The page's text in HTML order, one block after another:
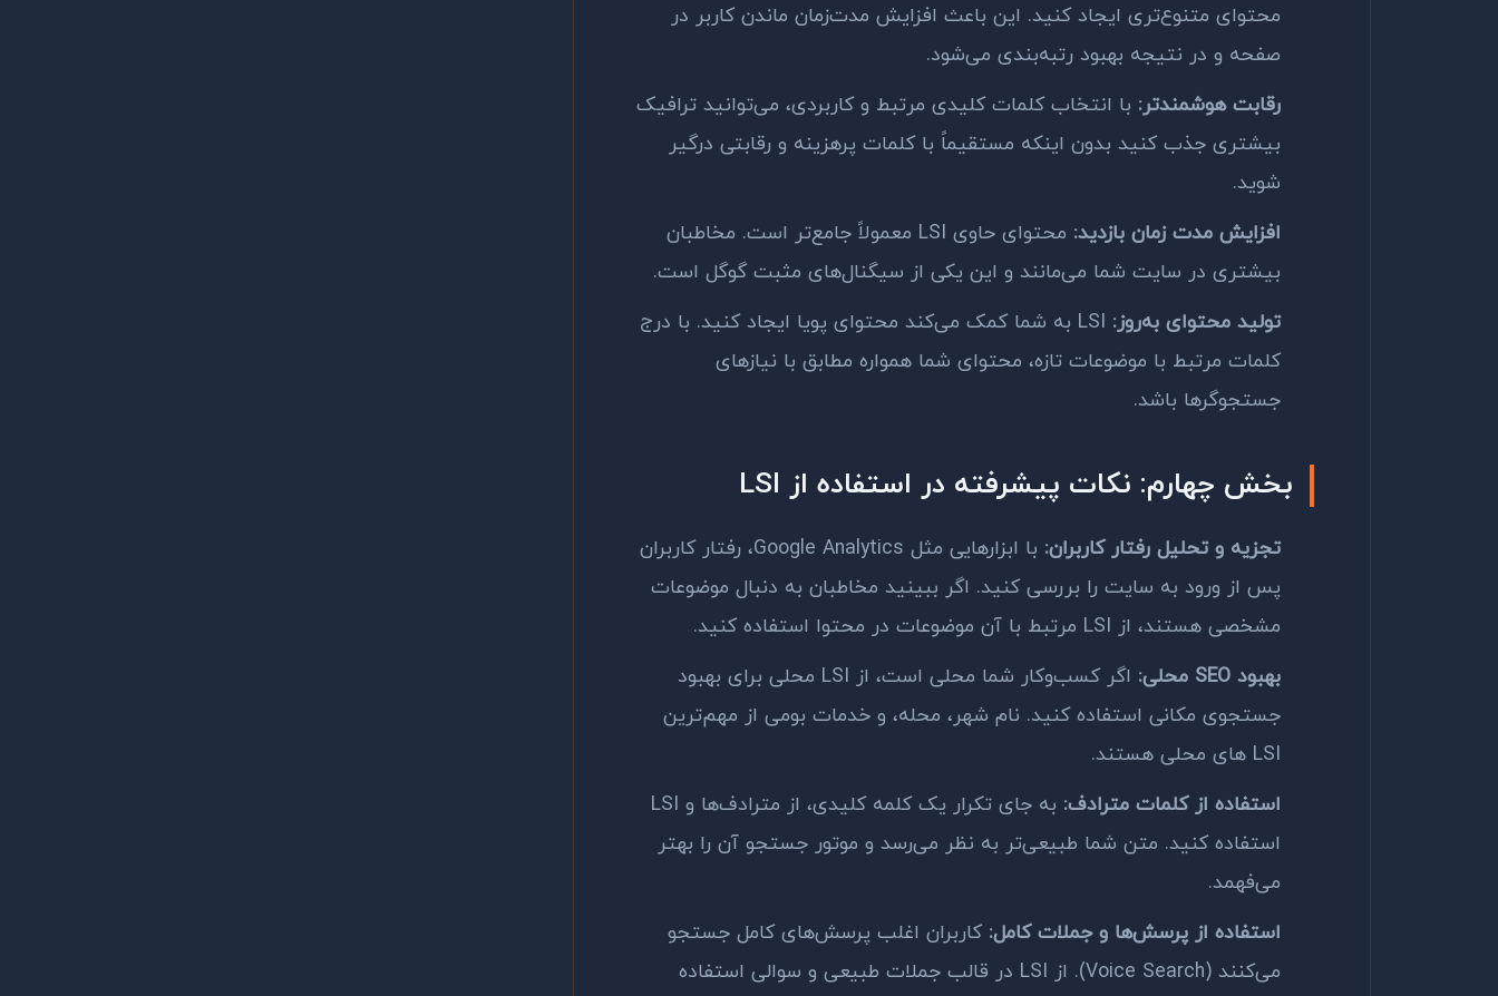
محتوای متنوع‌تری ایجاد کنید. این باعث افزایش مدت‌زمان ماندن کاربر در
صفحه و در نتیجه بهبود رتبه‌بندی می‌شود.
رقابت هوشمندتر: با انتخاب کلمات کلیدی مرتبط و کاربردی، می‌توانید ترافیک
بیشتری جذب کنید بدون اینکه مستقیماً با کلمات پرهزینه و رقابتی درگیر
شوید.
افزایش مدت زمان بازدید: محتوای حاوی LSI معمولاً جامع‌تر است. مخاطبان
بیشتری در سایت شما می‌مانند و این یکی از سیگنال‌های مثبت گوگل است.
تولید محتوای به‌روز: LSI به شما کمک می‌کند محتوای پویا ایجاد کنید. با درج
کلمات مرتبط با موضوعات تازه، محتوای شما همواره مطابق با نیازهای
جستجوگرها باشد.
بخش چهارم: نکات پیشرفته در استفاده از LSI
تجزیه و تحلیل رفتار کاربران: با ابزارهایی مثل Google Analytics، رفتار کاربران
پس از ورود به سایت را بررسی کنید. اگر ببینید مخاطبان به دنبال موضوعات
مشخصی هستند، از LSI مرتبط با آن موضوعات در محتوا استفاده کنید.
بهبود SEO محلی: اگر کسب‌وکار شما محلی است، از LSI محلی برای بهبود
جستجوی مکانی استفاده کنید. نام شهر، محله، و خدمات بومی از مهم‌ترین
LSI های محلی هستند.
استفاده از کلمات مترادف: به جای تکرار یک کلمه کلیدی، از مترادف‌ها و LSI
استفاده کنید. متن شما طبیعی‌تر به نظر می‌رسد و موتور جستجو آن را بهتر
می‌فهمد.
استفاده از پرسش‌ها و جملات کامل: کاربران اغلب پرسش‌های کامل جستجو
می‌کنند (Voice Search). از
LSI در قالب جملات طبیعی و سوالی استفاده